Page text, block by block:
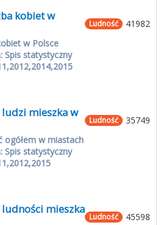
41982
Ludność
kobiet w
w Polsce
Spis statystyczny
35749
Ludność
ludzi mieszka w
ogółem w miastach
Spis statystyczny
45598
Ludność
ludności mieszka